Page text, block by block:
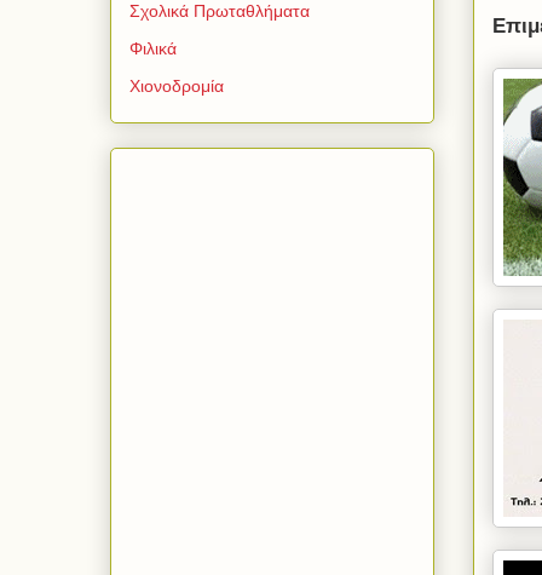
Σχολικά Πρωταθλήματα
Φιλικά
Χιονοδρομία